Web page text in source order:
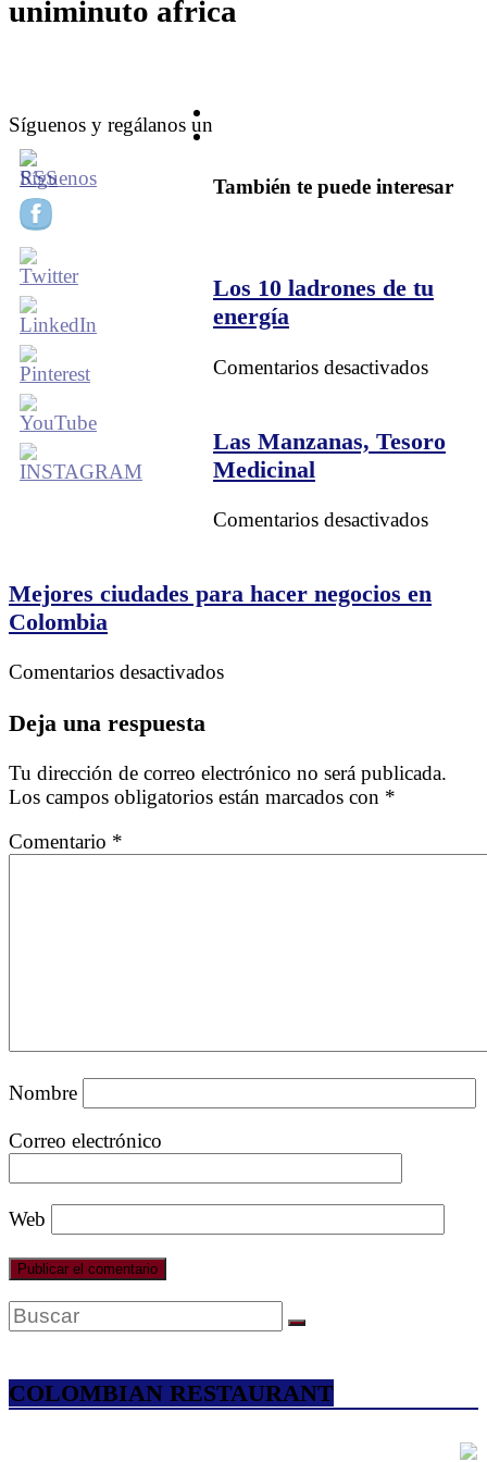
uniminuto africa
Síguenos y regálanos un
También te puede interesar
Los 10 ladrones de tu
energía
Comentarios desactivadosen
de
Las Manzanas, Tesoro
Medicinal
Comentarios desactivadosen
Tesoro
Mejores ciudades para hacer negocios en
Colombia
Comentarios desactivadosen
hacer
negocios
Deja una respuesta
Tu dirección de correo electrónico no será publicada.
Los campos obligatorios están marcados con *
Comentario *
Nombre
Correo electrónico
Web
COLOMBIAN RESTAURANT